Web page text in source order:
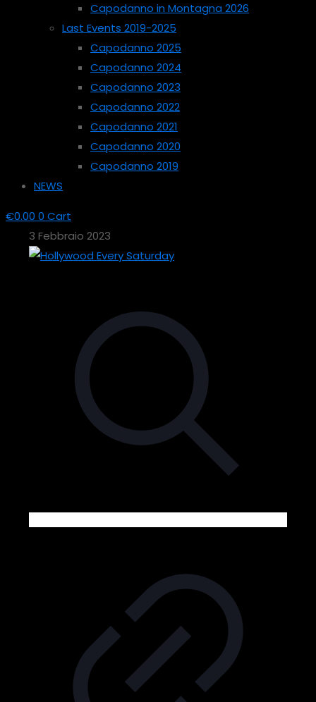
Capodanno in Montagna 2026
Last Events 2019-2025
Capodanno 2025
Capodanno 2024
Capodanno 2023
Capodanno 2022
Capodanno 2021
Capodanno 2020
Capodanno 2019
NEWS
€0.00 0 Cart
3 Febbraio 2023